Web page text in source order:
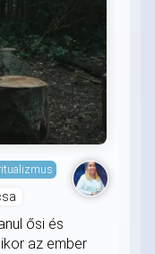
ősi és
az ember